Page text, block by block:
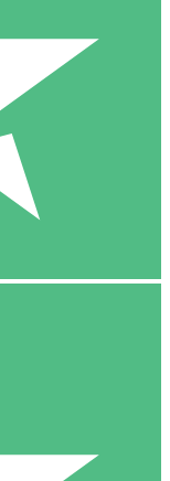
Credits. Keine